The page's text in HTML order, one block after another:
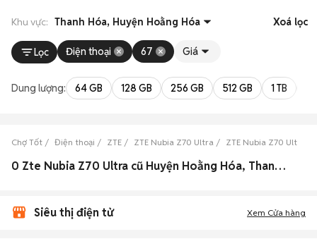
Khu vực: Thanh Hóa, Huyện Hoằng Hóa Xoá lọc
Lọc Điện thoại 67 Giá
Dung lượng: 64 GB 128 GB 256 GB 512 GB 1 TB
Chợ Tốt Điện thoại ZTE ZTE Nubia Z70 Ultra ZTE Nubia Z70 Ultra
0 Zte Nubia Z70 Ultra cũ Huyện Hoằng Hóa, Thanh Hóa đẹp
Siêu thị điện tử Xem Cửa hàng